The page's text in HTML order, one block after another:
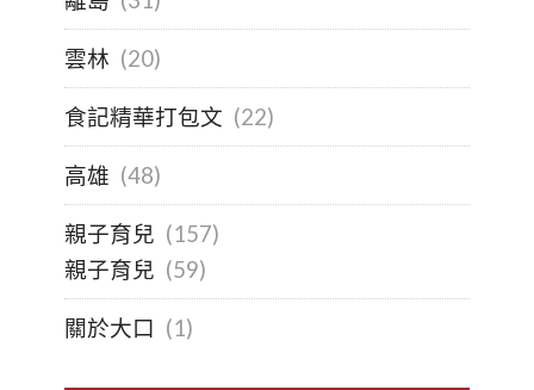
雲林 (20)
食記精華打包文 (22)
高雄 (48)
親子育兒 (157)
親子育兒 (59)
關於大口 (1)